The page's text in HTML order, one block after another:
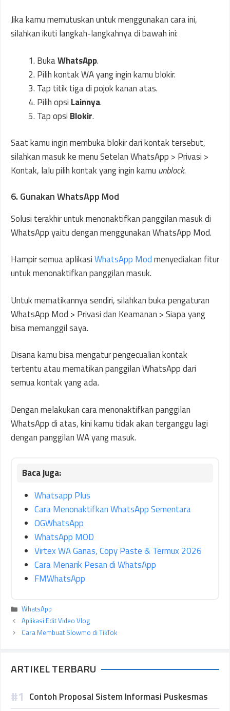
Jika kamu memutuskan untuk menggunakan cara ini,
silahkan ikuti langkah-langkahnya di bawah ini:
BukaWhatsApp.
Pilih kontak WA yang ingin kamu blokir.
Tap titik tiga di pojok kanan atas.
Pilih opsi Lainnya.
Tap opsi Blokir.
Saat kamu ingin membuka blokir dari kontak tersebut,
silahkan masuk ke menu Setelan WhatsApp > Privasi >
Kontak, lalu pilih kontak yang ingin kamu unblock.
6. Gunakan WhatsApp Mod
Solusi terakhir untuk menonaktifkan panggilan masuk di
WhatsApp yaitu dengan menggunakan WhatsApp Mod.
Hampir semua aplikasiWhatsApp Modmenyediakan fitur
untuk menonaktifkan panggilan masuk.
Untuk mematikannya sendiri, silahkan buka pengaturan
WhatsApp Mod > Privasi dan Keamanan > Siapa yang
bisa memanggil saya.
Disana kamu bisa mengatur pengecualian kontak
tertentu atau mematikan panggilan WhatsApp dari
semua kontak yang ada.
Dengan melakukan cara menonaktifkan panggilan
WhatsApp di atas, kini kamu tidak akan terganggu lagi
dengan panggilan WA yang masuk.
Whatsapp Plus
Cara Menonaktifkan WhatsApp Sementara
OGWhatsApp
WhatsApp MOD
Virtex WA Ganas, Copy Paste & Termux 2026
Cara Menarik Pesan di WhatsApp
FMWhatsApp
Kategori
WhatsApp
Aplikasi Edit Video Vlog
Cara Membuat Slowmo di TikTok
ARTIKEL TERBARU
Contoh Proposal Sistem Informasi Puskesmas